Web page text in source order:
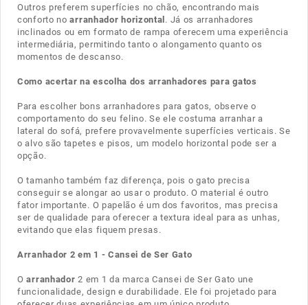
Outros preferem superfícies no chão, encontrando mais
conforto noarranhador horizontal. Já os arranhadores
inclinados ou em formato de rampa oferecem uma experiência
intermediária, permitindo tanto o alongamento quanto os
momentos de descanso.
Como acertar na escolha dos arranhadores para gatos
Para escolher bons arranhadores para gatos, observe o
comportamento do seu felino. Se ele costuma arranhar a
lateral do sofá, prefere provavelmente superfícies verticais. Se
o alvo são tapetes e pisos, um modelo horizontal pode ser a
opção.
O tamanho também faz diferença, pois ogato precisa
conseguir se alongar ao usar o produto. O material é outro
fator importante. O papelão é um dos favoritos, mas precisa
ser de qualidade para oferecer a textura ideal para as unhas,
evitando que elas fiquem presas.
Arranhador 2 em 1 - Cansei de Ser Gato
Oarranhador 2 em 1 da marca Cansei de Ser Gato une
funcionalidade, design e durabilidade. Ele foi projetado para